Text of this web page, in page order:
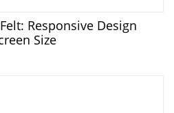
Responsive Design
Size